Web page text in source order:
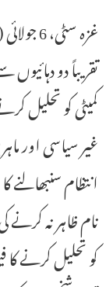
غزہ
تقریباً دو
کمیٹی کو تحلیل
غیر سیاسی اور
انتظام
نام ظاہر نہ کرنے
کو تحلیل کرنے